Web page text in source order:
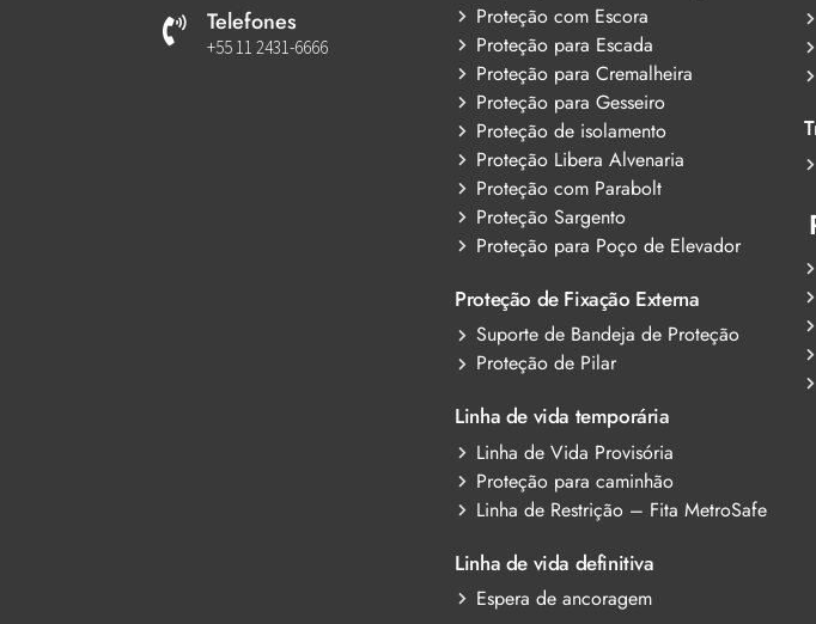
Telefones
+55 11 2431-6666
Proteção com Escora
Proteção para Escada
Proteção para Cremalheira
Proteção para Gesseiro
Proteção de isolamento
Proteção Libera Alvenaria
Proteção com Parabolt
Proteção Sargento
Proteção para Poço de Elevador
Proteção de Fixação Externa
Suporte de Bandeja de Proteção
Proteção de Pilar
Linha de vida temporária
Linha de Vida Provisória
Proteção para caminhão
Linha de Restrição – Fita MetroSafe
Linha de vida definitiva
Espera de ancoragem